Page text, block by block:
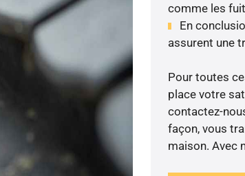
comme les
En
assurent une
Pour toutes
place votre
contactez-
façon, vous
maison. Avec